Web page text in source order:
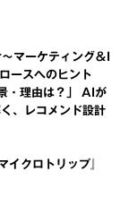
マーケティング＆I
ースへのヒント
・理由は？」 AIが
、レコメンド設計
クロトリップ』